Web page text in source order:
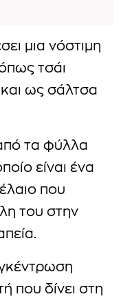
μια νόστιμη
τσάι
ως σάλτσα
από τα φύλλα
είναι ένα
που
του στην
που δίνει στη